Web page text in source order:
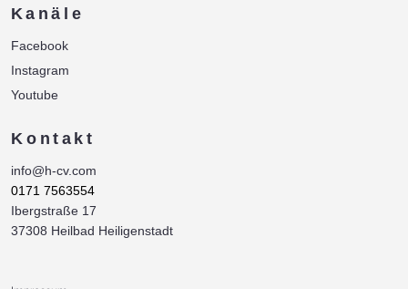
Kanäle
Facebook
Instagram
Youtube
Kontakt
info@h-cv.com
0171 7563554
Ibergstraße 17
37308 Heilbad Heiligenstadt